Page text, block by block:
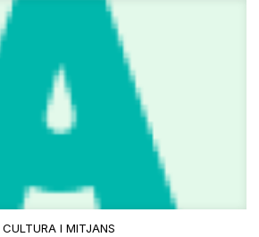
CULTURA I MITJANS